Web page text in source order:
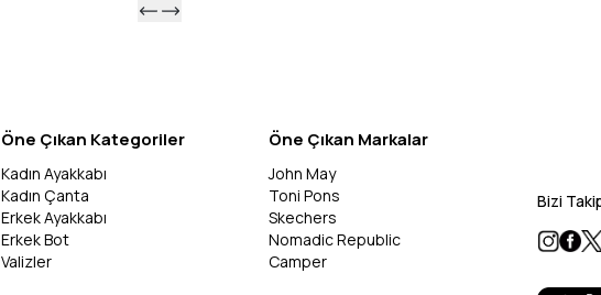
Öne Çıkan Kategoriler
Kadın Ayakkabı
Kadın Çanta
Erkek Ayakkabı
Erkek Bot
Valizler
Öne Çıkan Markalar
John May
Toni Pons
Skechers
Nomadic Republic
Camper
Bizi